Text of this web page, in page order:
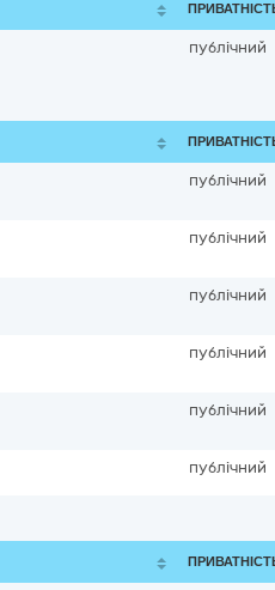
публічний
публічний
публічний
публічний
публічний
публічний
публічний